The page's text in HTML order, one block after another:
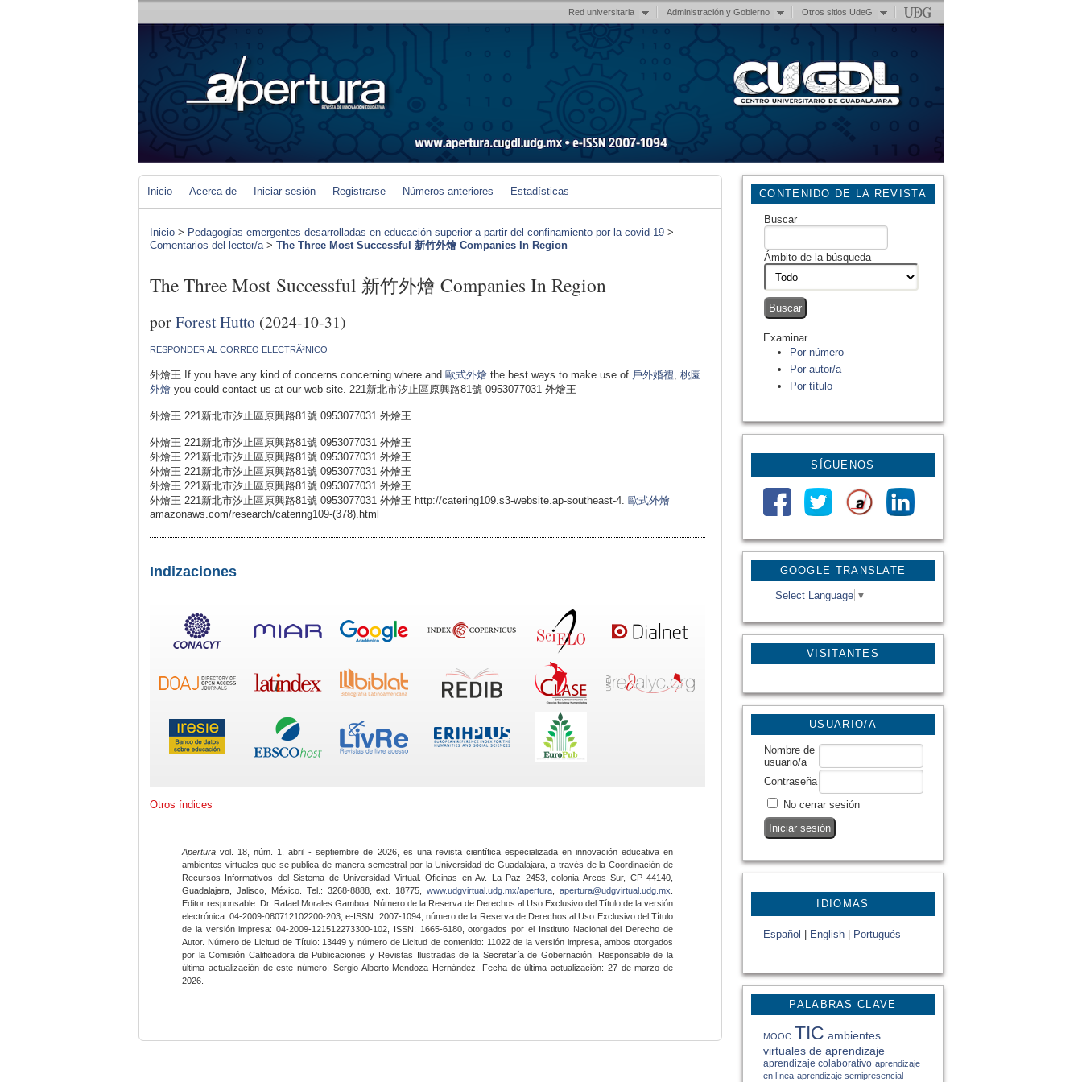
Red universitaria Administración y Gobierno Otros sitios UdeG
GOOGLE TRANSLATE
Select Language ▼
VISITANTES
CONTENIDO DE LA REVISTA
Buscar
Ámbito de la búsqueda
Examinar
Por número
Por autor/a
Por título
SÍGUENOS
USUARIO/A
Nombre de
usuario/a
Contraseña
No cerrar sesión
IDIOMAS
Español English Portugués
PALABRAS CLAVE
MOOC TIC ambientes
virtuales de aprendizaje
aprendizaje colaborativo aprendizaje
en línea aprendizaje semipresencial
Inicio Acerca de Iniciar sesión Registrarse Números anteriores Estadísticas
Inicio > Pedagogías emergentes desarrolladas en educación superior a partir del confinamiento por la covid-19 >
Comentarios del lector/a> The Three Most Successful 新竹外燴 Companies In Region
The Three Most Successful 新竹外燴 Companies In Region
porForest Hutto (2024-10-31)
RESPONDER AL CORREO ELECTRÃ³NICO
外燴王 If you have any kind of concerns concerning where and 歐式外燴 the best ways to make use of 戶外婚禮 桃園
外燴 you could contact us at our web site. 221新北市汐止區原興路81號 0953077031 外燴王
外燴王 221新北市汐止區原興路81號 0953077031 外燴王
外燴王 221新北市汐止區原興路81號 0953077031 外燴王
外燴王 221新北市汐止區原興路81號 0953077031 外燴王
外燴王 221新北市汐止區原興路81號 0953077031 外燴王
外燴王 221新北市汐止區原興路81號 0953077031 外燴王
外燴王 221新北市汐止區原興路81號 0953077031 外燴王 http://catering109.s3-website.ap-southeast-4. 歐式外燴
amazonaws.com/research/catering109-(378).html
Indizaciones
Otros índices
Apertura vol. 18, núm. 1, abril - septiembre de 2026, es una revista científica especializada en innovación educativa en
ambientes virtuales que se publica de manera semestral por la Universidad de Guadalajara, a través de la Coordinación de
Recursos Informativos del Sistema de Universidad Virtual. Oficinas en Av. La Paz 2453, colonia Arcos Sur, CP 44140,
Guadalajara, Jalisco, México. Tel.: 3268-8888, ext. 18775,www.udgvirtual.udg.mx/apertura apertura@udgvirtual.udg.mx
Editor responsable: Dr. Rafael Morales Gamboa. Número de la Reserva de Derechos al Uso Exclusivo del Título de la versión
electrónica: 04-2009-080712102200-203, e-ISSN: 2007-1094; número de la Reserva de Derechos al Uso Exclusivo del Título
de la versión impresa: 04-2009-121512273300-102, ISSN: 1665-6180, otorgados por el Instituto Nacional del Derecho de
Autor. Número de Licitud de Título: 13449 y número de Licitud de contenido: 11022 de la versión impresa, ambos otorgados
por la Comisión Calificadora de Publicaciones y Revistas Ilustradas de la Secretaría de Gobernación. Responsable de la
última actualización de este número: Sergio Alberto Mendoza Hernández. Fecha de última actualización: 27 de marzo de
2026.